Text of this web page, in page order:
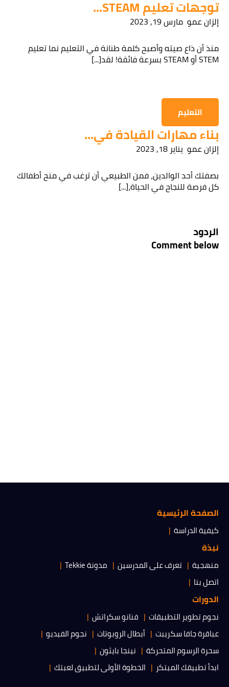
توجهات تعليم STEAM...
إلزان عمو مارس 19, 2023
منذ أن ذاع صيته وأصبح كلمة طنانة في التعليم نما تعليم
STEM أو STEAM بسرعة فائقة! لقد[...]
التعليم
بناء مهارات القيادة في...
إلزان عمو يناير 18, 2023
بصفتك أحد الوالدين، فمن الطبيعي أن ترغب في منح أطفالك
كل فرصة للنجاح في الحياة،[...]
الردود
Comment below
الصفحة الرئيسية
كيفية الدراسة
نبذة
منهجية تعرف على المدرسين
مدونة Tekkie
اتصل بنا
الدورات
نجوم تطوير التطبيقات
فنانو سكراتش
عباقرة جافا سكريبت
أبطال الروبوتات
نجوم الفيديو
سحرة الرسوم المتحركة
نينجا بايثون
ابدأ تطبيقك المبتكر
الخطوة الأولى لتطبيق لعبتك
قراءة سياسة الخصوصية
الحصول على المعلومات